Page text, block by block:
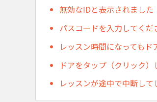
無効なIDと表示されました
パスコードを入力してく
レッスン時間になっても
ドアをタップ（クリック
レッスンが途中で中断して